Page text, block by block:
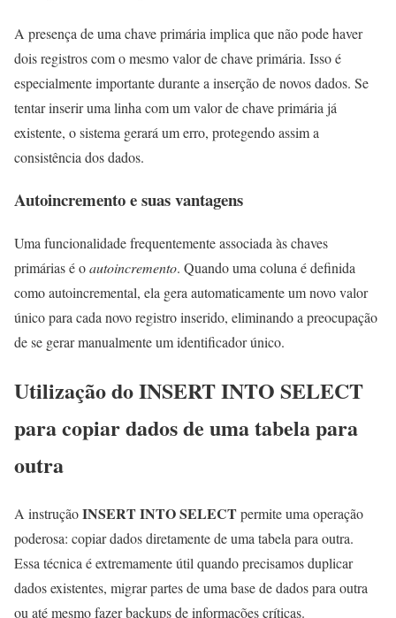
A presença de uma chave primária implica que não pode haver
dois registros com o mesmo valor de chave primária. Isso é
especialmente importante durante a inserção de novos dados. Se
tentar inserir uma linha com um valor de chave primária já
existente, o sistema gerará um erro, protegendo assim a
consistência dos dados.
Autoincremento e suas vantagens
Uma funcionalidade frequentemente associada às chaves
primárias é oautoincremento. Quando uma coluna é definida
como autoincremental, ela gera automaticamente um novo valor
único para cada novo registro inserido, eliminando a preocupação
de se gerar manualmente um identificador único.
Utilização do INSERT INTO SELECT
para copiar dados de uma tabela para
outra
A instruçãoINSERT INTO SELECTpermite uma operação
poderosa: copiar dados diretamente de uma tabela para outra.
Essa técnica é extremamente útil quando precisamos duplicar
dados existentes, migrar partes de uma base de dados para outra
ou até mesmo fazer backups de informações críticas.